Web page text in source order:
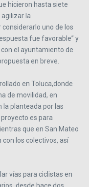
hicieron hasta siete
agilizar la
uno de los
fue favorable” y
el ayuntamiento de
en breve.
en Toluca,donde
de movilidad, en
la planteada por las
es para
que en San Mateo
los colectivos, así
vías para ciclistas en